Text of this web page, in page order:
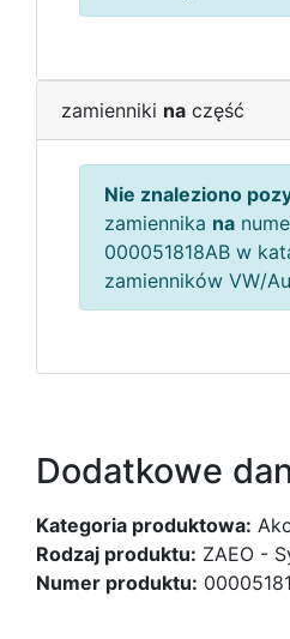
zamienniki na część
Nie znaleziono
zamiennika na
000051818AB w
zamienników VW/
Dodatkowe
Kategoria produktowa:
Rodzaj produktu: ZAEO -
Numer produktu: